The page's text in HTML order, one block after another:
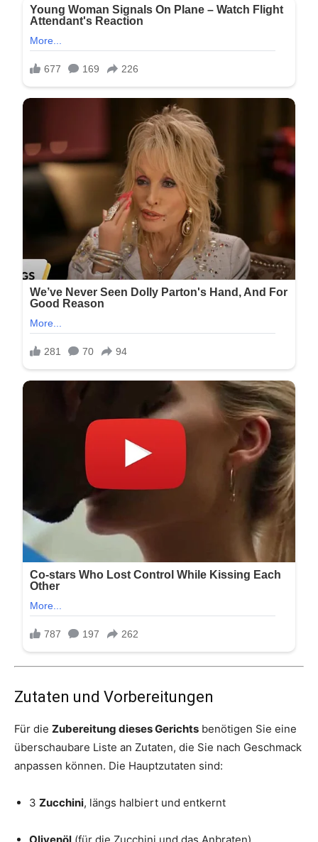
Zutaten und Vorbereitungen
Für die Zubereitung dieses Gerichts benötigen Sie eine
überschaubare Liste an Zutaten, die Sie nach Geschmack
anpassen können. Die Hauptzutaten sind:
3 Zucchini, längs halbiert und entkernt